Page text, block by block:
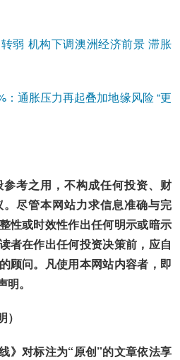
弱 机构下调澳洲经济前景 滞胀
通胀压力再起叠加地缘风险 “更
考之用，不构成任何投资、财
尽管本网站力求信息准确与完
性或时效性作出任何明示或暗示
者在作出任何投资决策前，应自
顾问。凡使用本网站内容者，即
。
》对标注为“原创”的文章依法享